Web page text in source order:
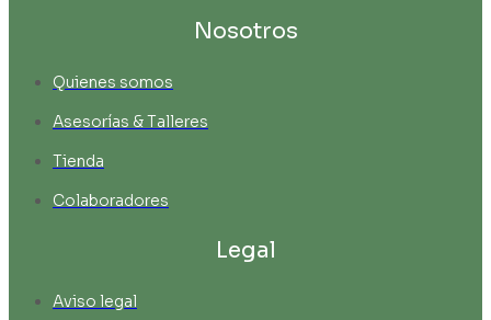
Nosotros
Quienes somos
Asesorías & Talleres
Tienda
Colaboradores
Legal
Aviso legal